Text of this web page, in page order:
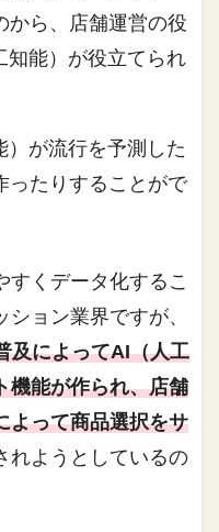
から、店舗運営の役
知能）が役立てられ
が流行を予測した
ったりすることがで
すくデータ化するこ
ョン業界ですが、
及によってAI（人工
機能が作られ、店舗
よって商品選択をサ
れようとしているの